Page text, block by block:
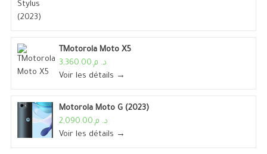
TMotorola Moto X5
د. م.3,360.00
Voir les détails →
Motorola Moto G (2023)
د. م.2,090.00
Voir les détails →